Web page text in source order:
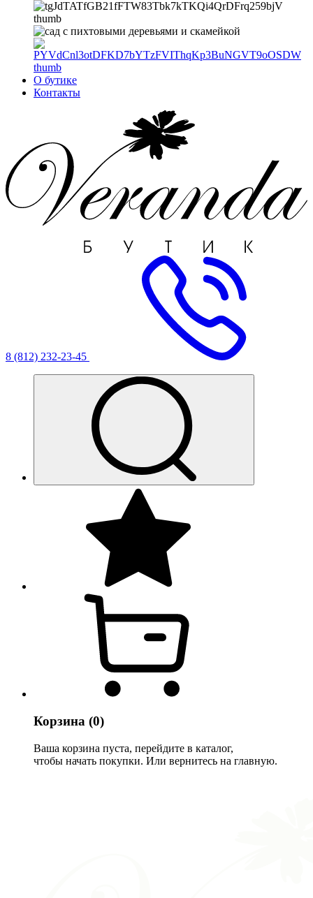
О бутике
Контакты
8 (812) 232-23-45
Корзина (0)
Ваша корзина пуста, перейдите в каталог,
чтобы начать покупки. Или вернитесь на главную.